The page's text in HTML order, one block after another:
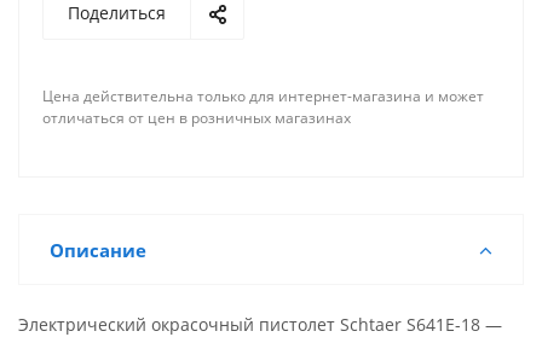
Поделиться
Цена действительна только для интернет-магазина и может
отличаться от цен в розничных магазинах
Описание
Электрический окрасочный пистолет Schtaer S641E-18 —